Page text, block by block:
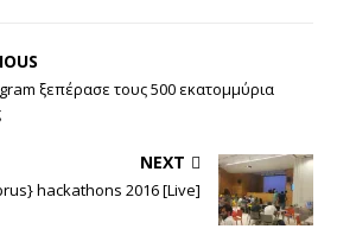
ξεπέρασε τους 500 εκατομμύρια
NEXT
hackathons 2016 [Live]